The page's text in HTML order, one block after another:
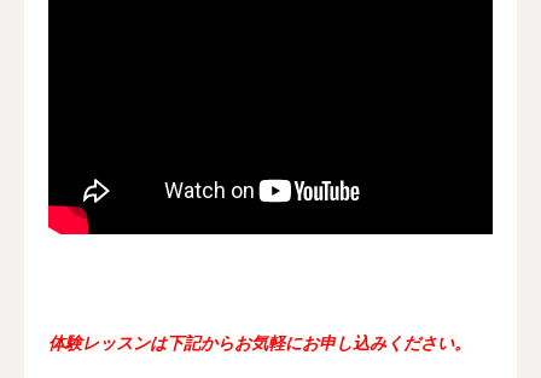
体験レッスンは下記からお気軽にお申し込みください。